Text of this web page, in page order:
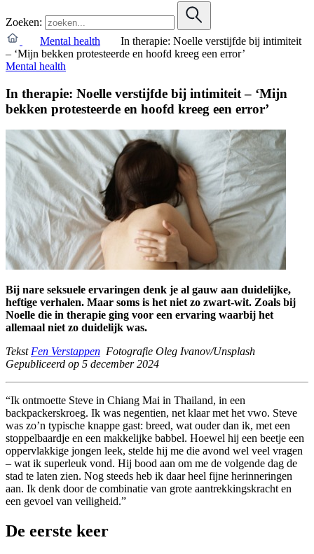
Zoeken:
Mental health
In therapie: Noelle verstijfde bij intimiteit
– ‘Mijn bekken protesteerde en hoofd kreeg een error’
Mental health
In therapie: Noelle verstijfde bij intimiteit – ‘Mijn
bekken protesteerde en hoofd kreeg een error’
Bij nare seksuele ervaringen denk je al gauw aan duidelijke,
heftige verhalen. Maar soms is het niet zo zwart-wit. Zoals bij
Noelle die in therapie ging voor een ervaring waarbij het
allemaal niet zo duidelijk was.
Tekst Fen Verstappen Fotografie Oleg Ivanov/Unsplash
Gepubliceerd op 5 december 2024
“Ik ontmoette Steve in Chiang Mai in Thailand, in een
backpackerskroeg. Ik was negentien, net klaar met het vwo. Steve
was zo’n typische knappe gast: breed, wat ouder dan ik, met een
stoppelbaardje en een makkelijke babbel. Hoewel hij een beetje een
oppervlakkige jongen leek, stelde hij me die avond wel veel vragen
– wat ik superleuk vond. Hij bood aan om me de volgende dag de
stad te laten zien. Nog steeds heb ik daar heel fijne herinneringen
aan. Ik denk door de combinatie van grote aantrekkingskracht en
een gevoel van veiligheid.”
De eerste keer